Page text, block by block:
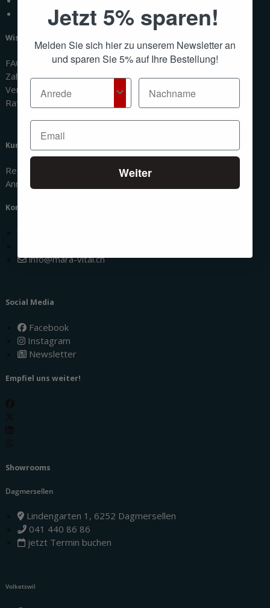
Wissenswertes
FAQ
Zahlungsmethoden
Versandinformationen
Ratgeber
Kundenbereich
Registrierung
Anmeldung
Kontakt
info@mara-vital.ch
Social Media
Facebook
Instagram
Newsletter
Empfiel uns weiter!
Showrooms
Dagmersellen
Lindengarten 1, 6252 Dagmersellen
041 440 86 86
jetzt Termin buchen
Volketswil
Jetzt 5% sparen!
Melden Sie sich hier zu unserem Newsletter an
und sparen Sie 5% auf Ihre Bestellung!
Weiter